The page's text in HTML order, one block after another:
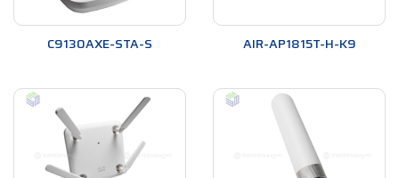
C9130AXE-STA-S AIR-AP1815T-H-K9